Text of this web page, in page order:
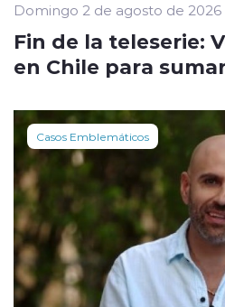
Domingo 2 de agosto de 2026
Fin de la teleserie:
en Chile para
Casos Emblemáticos